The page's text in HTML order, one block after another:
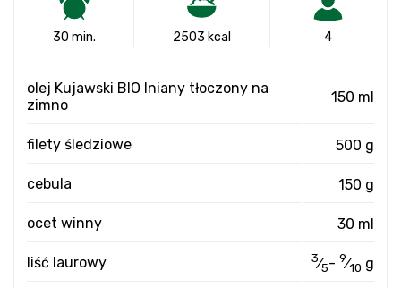
30 min. 2503 kcal 4
olej Kujawski BIO lniany tłoczony na
zimno
150 ml
filety śledziowe 500 g
cebula 150 g
ocet winny 30 ml
liść laurowy 3⁄5- 9⁄10 g